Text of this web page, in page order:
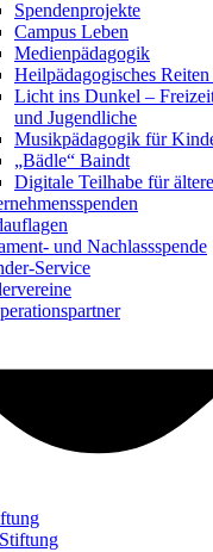
Spendenprojekte
Campus Leben
Medienpädagogik
Heilpädagogisches
Licht ins Dunkel –
und Jugendliche
Musikpädagogik für
„Bädle“ Baindt
Digitale Teilhabe für
und Nachlassspende
Service